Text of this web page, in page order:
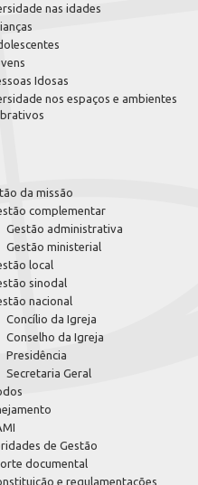
nas idades
Idosas
nos espaços e ambientes
da missão
complementar
Gestão administrativa
Gestão ministerial
local
sinodal
nacional
Concílio da Igreja
Conselho da Igreja
Presidência
Secretaria Geral
de Gestão
documental
e regulamentações